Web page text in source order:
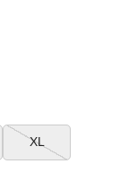
XL